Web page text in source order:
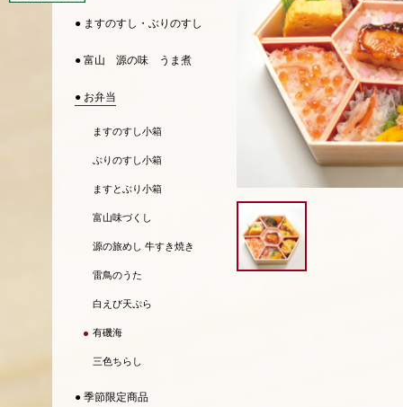
● ますのすし・ぶりのすし
● 富山 源の味 うま煮
● お弁当
ますのすし小箱
ぶりのすし小箱
ますとぶり小箱
富山味づくし
源の旅めし 牛すき焼き
雷鳥のうた
白えび天ぷら
有磯海
三色ちらし
● 季節限定商品